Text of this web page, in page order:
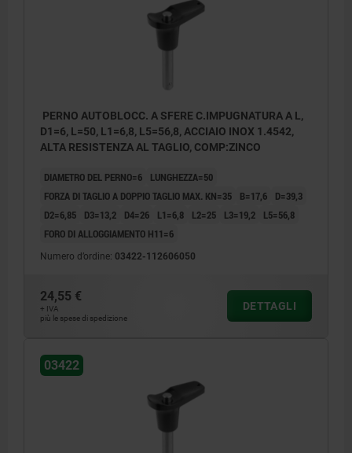
PERNO AUTOBLOCC. A SFERE C.IMPUGNATURA A L,
D1=6, L=50, L1=6,8, L5=56,8, ACCIAIO INOX 1.4542,
ALTA RESISTENZA AL TAGLIO, COMP:ZINCO
DIAMETRO DEL PERNO=6
LUNGHEZZA=50
FORZA DI TAGLIO A DOPPIO TAGLIO MAX. KN=35
B=17,6
D=39,3
D2=6,85
D3=13,2 D4=26 L1=6,8 L2=25 L3=19,2
L5=56,8
FORO DI ALLOGGIAMENTO H11=6
Numero d’ordine: 03422-112606050
24,55 €
+ IVA
più le spese di spedizione
DETTAGLI
03422